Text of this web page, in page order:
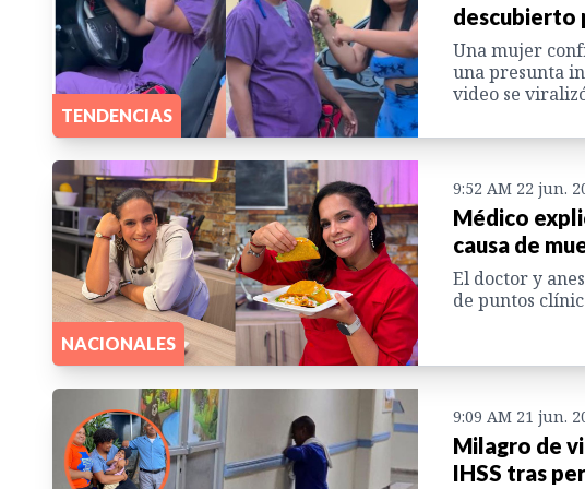
TENDENCIAS
descubierto
Una mujer
una presunta
video se
NACIONALES
9:52 AM 22 jun.
Médico
causa de
El doctor y
de puntos
9:09 AM 21 jun.
Milagro de
IHSS tras